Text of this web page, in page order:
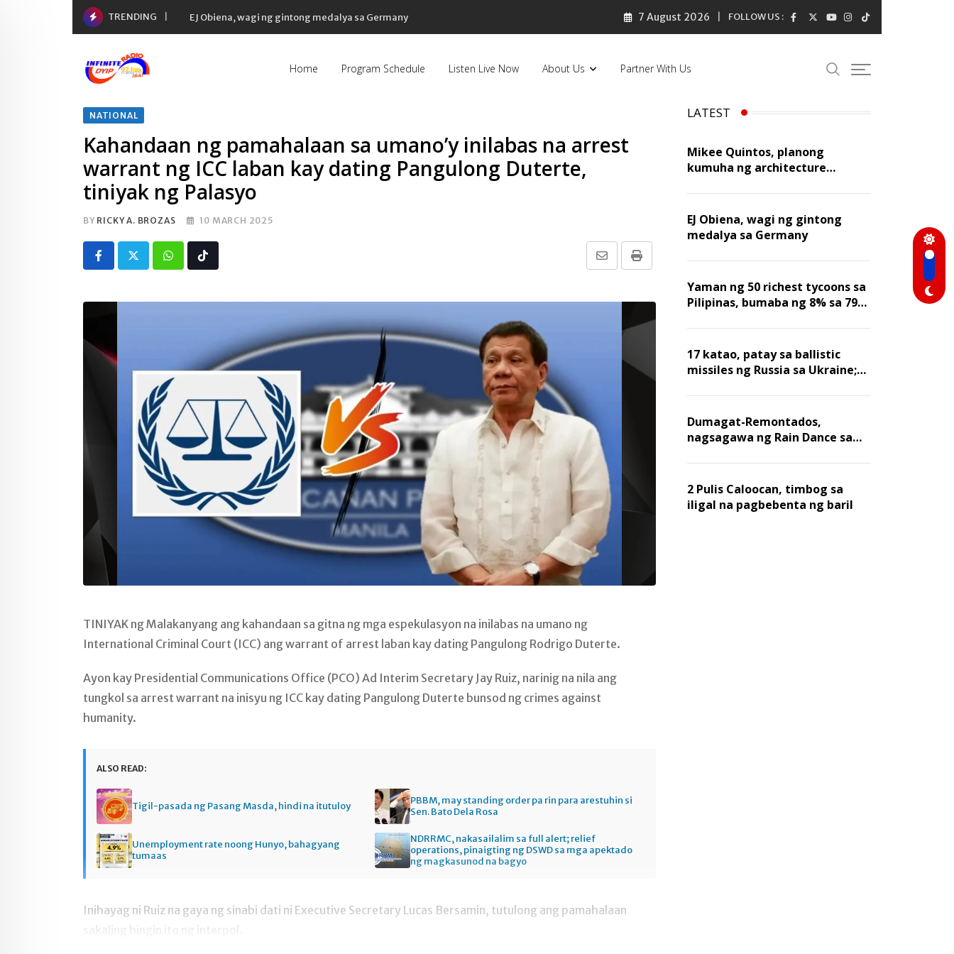
TRENDING EJ Obiena, wagi ng gintong medalya sa Germany 7 August 2026 FOLLOW US :
Home Program Schedule Listen Live Now About Us Partner With Us
NATIONAL
Kahandaan ng pamahalaan sa umano’y inilabas na arrest
warrant ng ICC laban kay dating Pangulong Duterte,
tiniyak ng Palasyo
BY RICKY A. BROZAS 10 MARCH 2025
Whatsapp Print
Share
Email
Tiktok
TINIYAK ng Malakanyang ang kahandaan sa gitna ng mga espekulasyon na inilabas na umano ng
International Criminal Court (ICC) ang warrant of arrest laban kay dating Pangulong Rodrigo Duterte.
Ayon kay Presidential Communications Office (PCO) Ad Interim Secretary Jay Ruiz, narinig na nila ang
tungkol sa arrest warrant na inisyu ng ICC kay dating Pangulong Duterte bunsod ng crimes against
humanity.
ALSO READ:
Tigil-pasada ng Pasang Masda, hindi na itutuloy
PBBM, may standing order pa rin para arestuhin si
Sen. Bato Dela Rosa
Unemployment rate noong Hunyo, bahagyang
tumaas
NDRRMC, nakasailalim sa full alert; relief
operations, pinaigting ng DSWD sa mga apektado
ng magkasunod na bagyo
Inihayag ni Ruiz na gaya ng sinabi dati ni Executive Secretary Lucas Bersamin, tutulong ang pamahalaan
LATEST
Mikee Quintos, planong
kumuha ng architecture
taon
EJ Obiena, wagi ng gintong
medalya sa Germany
Yaman ng 50 richest tycoons sa
Pilipinas, bumaba ng 8% sa 79
17 katao, patay sa ballistic
missiles ng Russia sa Ukraine;
nawasak
Dumagat-Remontados,
nagsagawa ng Rain Dance sa
2 Pulis Caloocan, timbog sa
iligal na pagbebenta ng baril